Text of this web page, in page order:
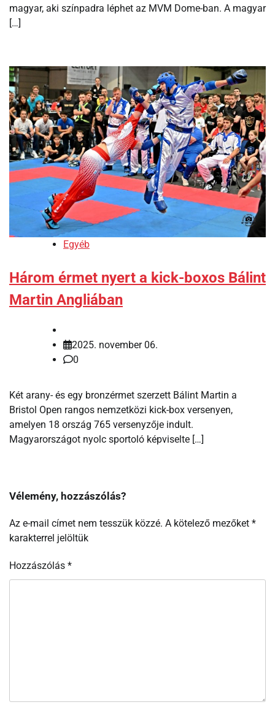
magyar, aki színpadra léphet az MVM Dome-ban. A magyar
[…]
Egyéb
Három érmet nyert a kick-boxos Bálint
Martin Angliában
2025. november 06.
0
Két arany- és egy bronzérmet szerzett Bálint Martin a
Bristol Open rangos nemzetközi kick-box versenyen,
amelyen 18 ország 765 versenyzője indult.
Magyarországot nyolc sportoló képviselte […]
Vélemény, hozzászólás?
Az e-mail címet nem tesszük közzé. A kötelező mezőket *
karakterrel jelöltük
Hozzászólás *